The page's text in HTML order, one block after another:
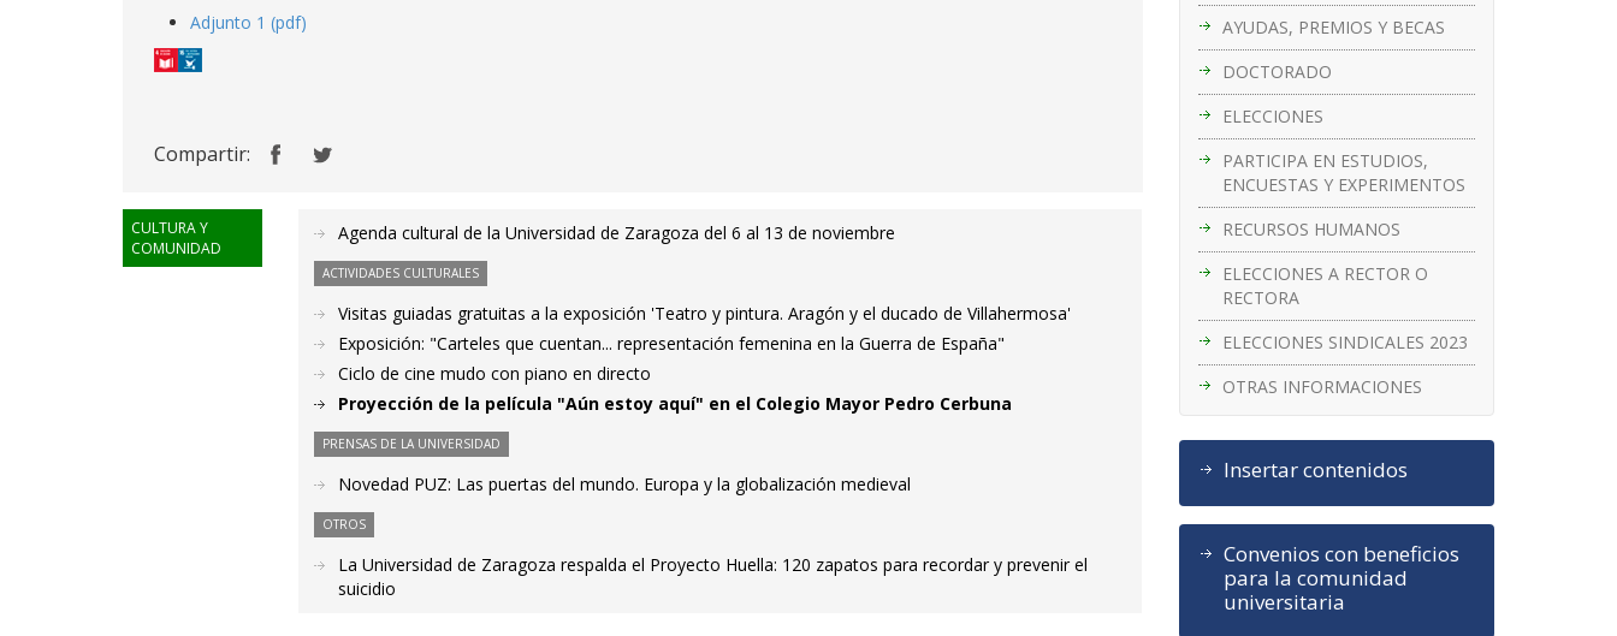
AYUDAS, PREMIOS Y BECAS
DOCTORADO
ELECCIONES
PARTICIPA EN ESTUDIOS,
ENCUESTAS Y EXPERIMENTOS
RECURSOS HUMANOS
ELECCIONES A RECTOR O
RECTORA
ELECCIONES SINDICALES 2023
OTRAS INFORMACIONES
Insertar contenidos
Convenios con beneficios
para la comunidad
universitaria
Adjunto 1 (pdf)
Compartir:
CULTURA Y
COMUNIDAD
Agenda cultural de la Universidad de Zaragoza del 6 al 13 de noviembre
ACTIVIDADES CULTURALES
Visitas guiadas gratuitas a la exposición 'Teatro y pintura. Aragón y el ducado de Villahermosa'
Exposición: "Carteles que cuentan... representación femenina en la Guerra de España"
Ciclo de cine mudo con piano en directo
Proyección de la película "Aún estoy aquí" en el Colegio Mayor Pedro Cerbuna
PRENSAS DE LA UNIVERSIDAD
Novedad PUZ: Las puertas del mundo. Europa y la globalización medieval
OTROS
La Universidad de Zaragoza respalda el Proyecto Huella: 120 zapatos para recordar y prevenir el
suicidio